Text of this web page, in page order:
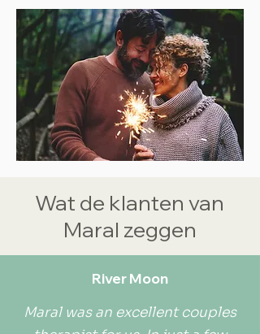
Wat de klanten van
Maral zeggen
River Moon
Maral was an excellent couples